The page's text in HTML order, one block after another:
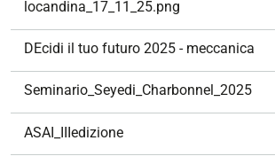
locandina_17_11_25.png
DEcidi il tuo futuro 2025 - meccanica
Seminario_Seyedi_Charbonnel_2025
ASAI_IIIedizione